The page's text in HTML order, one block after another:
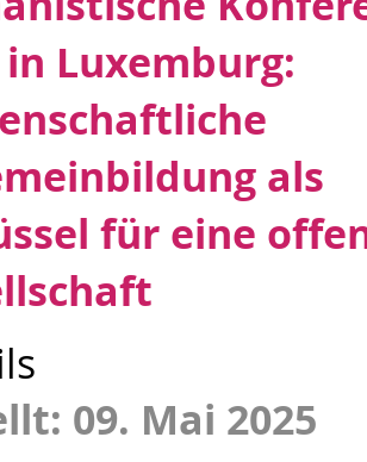
in Luxemburg:
als
für eine
09. Mai 2025